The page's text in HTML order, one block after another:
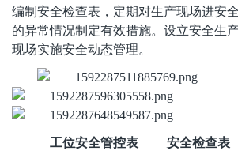
编制安全检查表，定期对生产现场进安
的异常情况制定有效措施。设立安全生
现场实施安全动态管理。
工位安全管控表 安全检查表